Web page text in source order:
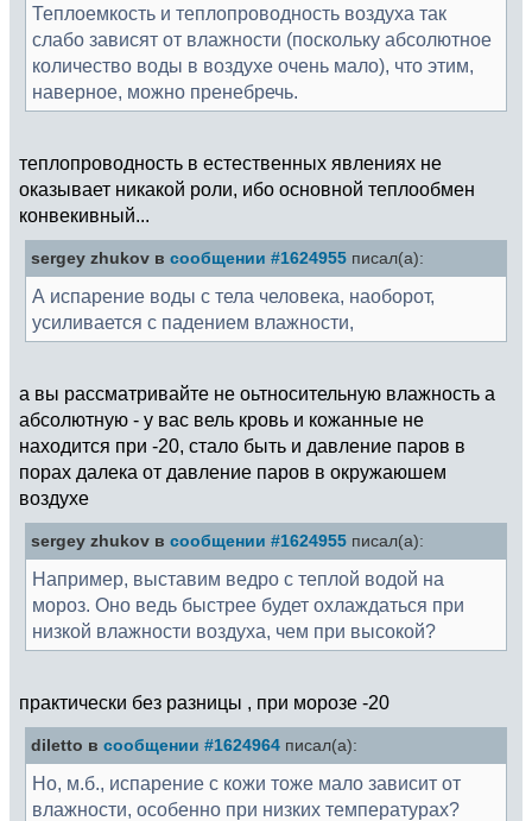
Теплоемкость и теплопроводность воздуха так
слабо зависят от влажности (поскольку абсолютное
количество воды в воздухе очень мало), что этим,
наверное, можно пренебречь.
теплопроводность в естественных явлениях не
оказывает никакой роли, ибо основной теплообмен
конвекивный...
sergey zhukov в сообщении #1624955 писал(а):
А испарение воды с тела человека, наоборот,
усиливается с падением влажности,
а вы рассматривайте не оьтносительную влажность а
абсолютную - у вас вель кровь и кожанные не
находится при -20, стало быть и давление паров в
порах далека от давление паров в окружаюшем
воздухе
sergey zhukov в сообщении #1624955 писал(а):
Например, выставим ведро с теплой водой на
мороз. Оно ведь быстрее будет охлаждаться при
низкой влажности воздуха, чем при высокой?
практически без разницы , при морозе -20
diletto в сообщении #1624964 писал(а):
Но, м.б., испарение с кожи тоже мало зависит от
влажности, особенно при низких температурах?